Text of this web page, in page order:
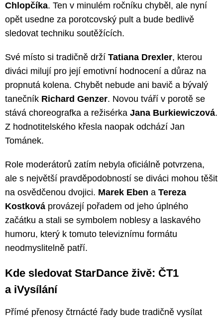
Chlopčíka. Ten v minulém ročníku chyběl, ale nyní
opět usedne za porotcovský pult a bude bedlivě
sledovat techniku soutěžících.
Své místo si tradičně drží Tatiana Drexler, kterou
diváci milují pro její emotivní hodnocení a důraz na
propnutá kolena. Chybět nebude ani bavič a bývalý
tanečník Richard Genzer. Novou tváří v porotě se
stává choreografka a režisérka Jana Burkiewiczová.
Z hodnotitelského křesla naopak odchází Jan
Tománek.
Role moderátorů zatím nebyla oficiálně potvrzena,
ale s největší pravděpodobností se diváci mohou těšit
na osvědčenou dvojici. Marek Eben a Tereza
Kostková provázejí pořadem od jeho úplného
začátku a stali se symbolem noblesy a laskavého
humoru, který k tomuto televiznímu formátu
neodmyslitelně patří.
Kde sledovat StarDance živě: ČT1
a iVysílání
Přímé přenosy čtrnácté řady bude tradičně vysílat